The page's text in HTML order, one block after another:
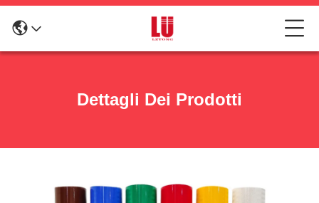
Dettagli Dei Prodotti